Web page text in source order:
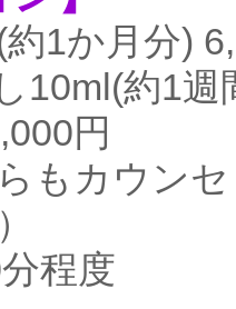
1か月分)
10ml(約1週
円
らもカウン
程度